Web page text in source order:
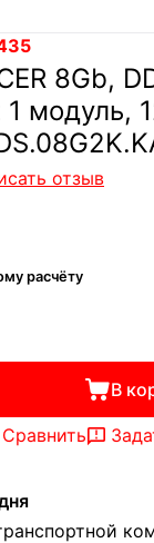
8Gb,
1 модуль,
отзыв
расчёту
В
Сравнить